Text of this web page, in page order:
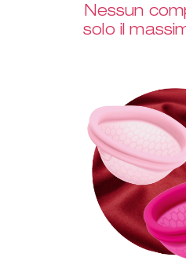
Nessun
solo il